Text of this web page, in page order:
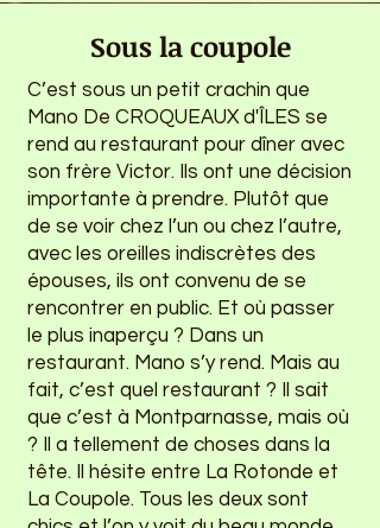
Sous la coupole
C’est sous un petit crachin que
Mano De CROQUEAUX d'ÎLES se
rend au restaurant pour dîner avec
son frère Victor. Ils ont une décision
importante à prendre. Plutôt que
de se voir chez l’un ou chez l’autre,
avec les oreilles indiscrètes des
épouses, ils ont convenu de se
rencontrer en public. Et où passer
le plus inaperçu ? Dans un
restaurant. Mano s’y rend. Mais au
fait, c’est quel restaurant ? Il sait
que c’est à Montparnasse, mais où
? Il a tellement de choses dans la
tête. Il hésite entre La Rotonde et
La Coupole. Tous les deux sont